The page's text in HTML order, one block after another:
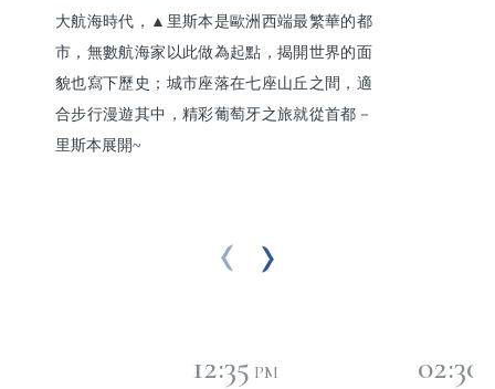
大航海時代，▲里斯本是歐洲西端最繁華的都
市，無數航海家以此做為起點，揭開世界的面
貌也寫下歷史；城市座落在七座山丘之間，適
合步行漫遊其中，精彩葡萄牙之旅就從首都－
里斯本展開~
12:35 PM 02:30